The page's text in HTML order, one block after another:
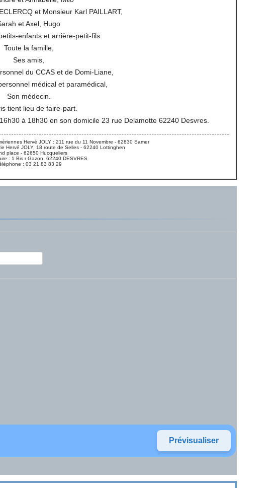
et Monsieur Karl PAILLART,
et Axel, Hugo
enfants et arrière-petit-fils
Toute la famille,
Ses amis,
du CCAS et de Domi-Liane,
médical et paramédical,
Son médecin.
tient lieu de faire-part.
à 18h30 en son domicile 23 rue Delamotte 62240 Desvres.
Hervé JOLY : 211 rue du 11 Novembre - 62830 Samer
Hervé JOLY, 18 route de Selles - 62240 Lottinghen
place - 62650 Hucqueliers
: 1 Bis r Gazon, 62240 DESVRES
: 03 21 83 83 29